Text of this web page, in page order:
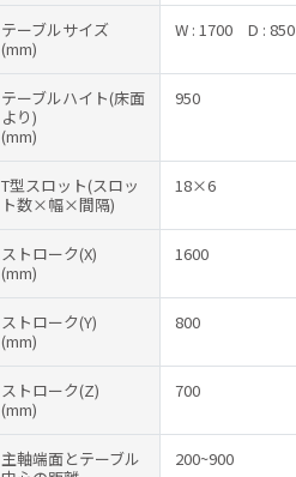
テーブルサイズ
(mm)
W : 1700 D : 850
テーブルハイト(床面
より)
(mm)
950
T型スロット(スロッ
ト数×幅×間隔)
18×6
ストローク(X)
(mm)
1600
ストローク(Y)
(mm)
800
ストローク(Z)
(mm)
700
主軸端面とテーブル
200~900